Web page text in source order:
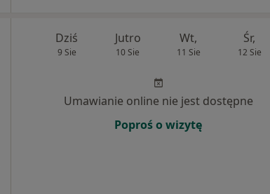
Dziś
9 Sie
Jutro
10 Sie
Wt,
11 Sie
Śr,
12 Sie
Umawianie online nie jest dostępne
Poproś o wizytę